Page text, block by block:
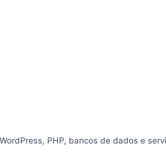
PHP, bancos de dados e